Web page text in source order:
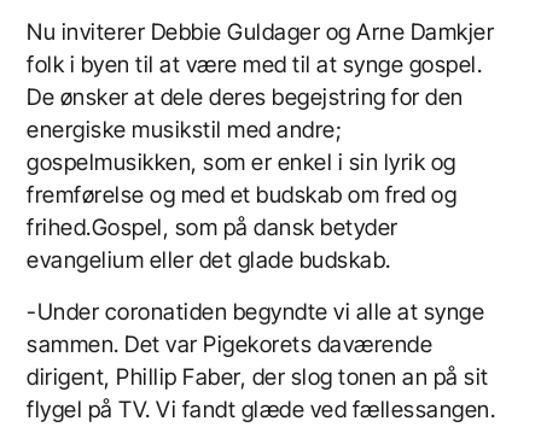
Nu inviterer Debbie Guldager og Arne Damkjer
folk i byen til at være med til at synge gospel.
De ønsker at dele deres begejstring for den
energiske musikstil med andre;
gospelmusikken, som er enkel i sin lyrik og
fremførelse og med et budskab om fred og
frihed.Gospel, som på dansk betyder
evangelium eller det glade budskab.
-Under coronatiden begyndte vi alle at synge
sammen. Det var Pigekorets daværende
dirigent, Phillip Faber, der slog tonen an på sit
flygel på TV. Vi fandt glæde ved fællessangen.